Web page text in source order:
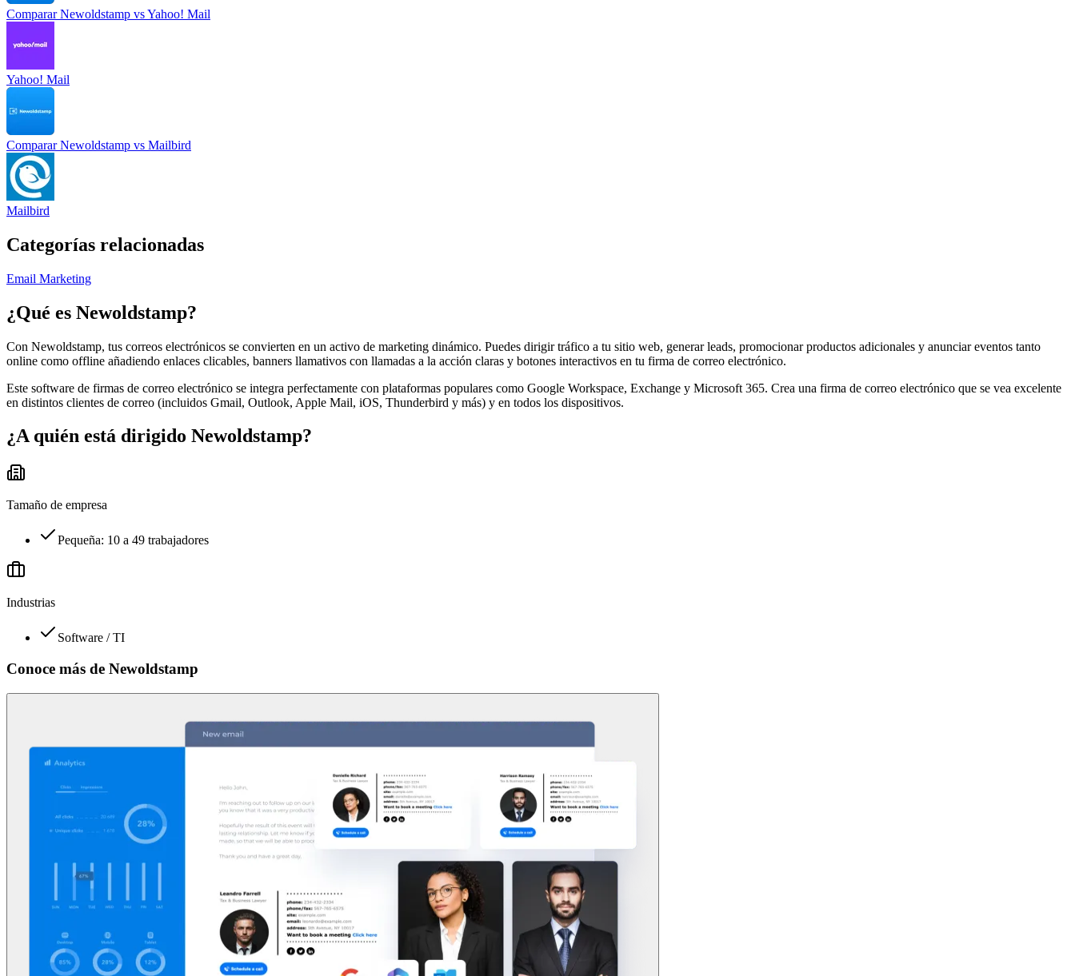
Comparar Newoldstamp vsYahoo! Mail
Yahoo! Mail
Comparar Newoldstamp vs Mailbird
Mailbird
Categorías relacionadas
Email Marketing
¿Qué es Newoldstamp?
Con Newoldstamp, tus correos electrónicos se convierten en un activo de marketing dinámico. Puedes dirigir tráfico a tu sitio web, generar leads, promocionar productos adicionales y anunciar eventos tanto
online como offline añadiendo enlaces clicables, banners llamativos con llamadas a la acción claras y botones interactivos en tu firma de correo electrónico.
Este software de firmas de correo electrónico se integra perfectamente con plataformas populares como Google Workspace, Exchange y Microsoft 365. Crea una firma de correo electrónico que se vea excelente
en distintos clientes de correo (incluidos Gmail, Outlook, Apple Mail, iOS, Thunderbird y más) y en todos los dispositivos.
¿A quién está dirigido Newoldstamp?
Tamaño de empresa
Pequeña: 10 a 49 trabajadores
Industrias
Software / TI
Conoce más de Newoldstamp